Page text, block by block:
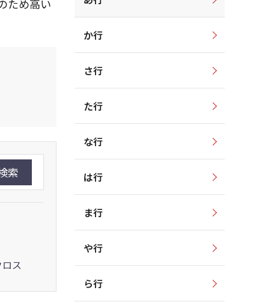
ため高い
索
ス
か行
さ行
た行
な行
は行
ま行
や行
ら行